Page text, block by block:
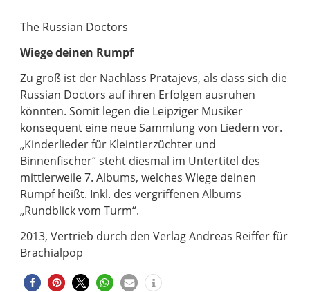
The Russian Doctors
Wiege deinen Rumpf
Zu groß ist der Nachlass Pratajevs, als dass sich die
Russian Doctors auf ihren Erfolgen ausruhen
könnten. Somit legen die Leipziger Musiker
konsequent eine neue Sammlung von Liedern vor.
„Kinderlieder für Kleintierzüchter und
Binnenfischer“ steht diesmal im Untertitel des
mittlerweile 7. Albums, welches Wiege deinen
Rumpf heißt. Inkl. des vergriffenen Albums
„Rundblick vom Turm“.
2013, Vertrieb durch den Verlag Andreas Reiffer für
Brachialpop